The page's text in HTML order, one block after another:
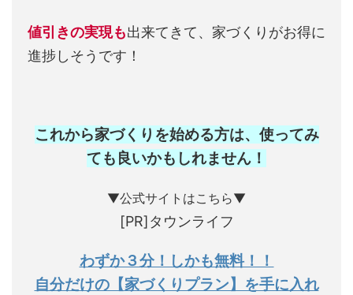
値引きの実現も出来てきて、家づくりがお得に
進捗しそうです！
これから家づくりを始める方は、使ってみ
ても良いかもしれません ！
▼公式サイトはこちら▼
[PR]タウンライフ
わずか３分！しかも無料！！
自分だけの【家づくりプラン】を手に入れ